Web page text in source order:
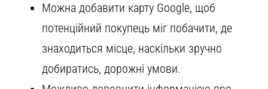
Можна добавити карту Google, щоб
потенційний покупець міг побачити, де
знаходиться місце, наскільки зручно
добиратись, дорожні умови.